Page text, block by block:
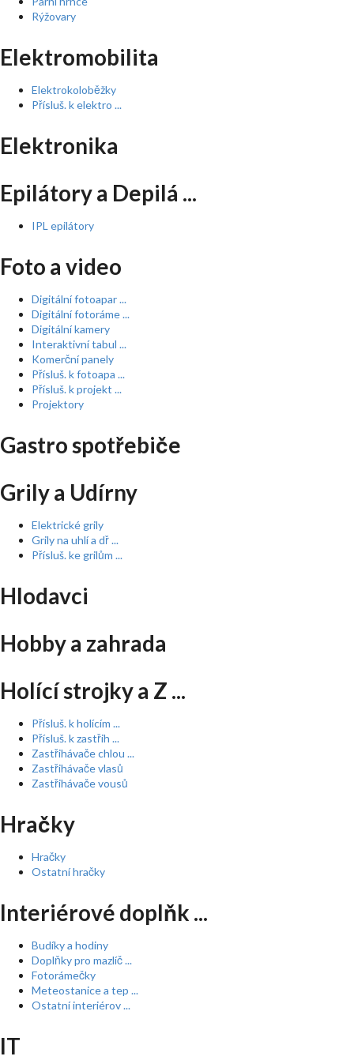
Rýžovary
Elektromobilita
Elektrokoloběžky
Přísluš. k elektro ...
Elektronika
Epilátory a Depilá ...
IPL epilátory
Foto a video
Digitální fotoapar ...
Digitální fotoráme ...
Digitální kamery
Interaktivní tabul ...
Komerční panely
Přísluš. k fotoapa ...
Přísluš. k projekt ...
Projektory
Gastro spotřebiče
Grily a Udírny
Elektrické grily
Grily na uhlí a dř ...
Přísluš. ke grilům ...
Hlodavci
Hobby a zahrada
Holící strojky a Z ...
Přísluš. k holícím ...
Přísluš. k zastřih ...
Zastřihávače chlou ...
Zastřihávače vlasů
Zastřihávače vousů
Hračky
Hračky
Ostatní hračky
Interiérové doplňk ...
Budíky a hodiny
Doplňky pro mazlíč ...
Fotorámečky
Meteostanice a tep ...
Ostatní interiérov ...
IT